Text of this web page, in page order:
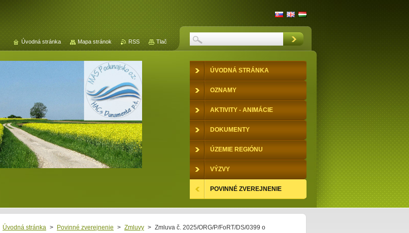
Úvodná stránka > Povinné zverejnenie > Zmluvy > Zmluva č. 2025/ORG/P/FoRT/DS/0399 o
ÚVODNÁ STRÁNKA
OZNAMY
AKTIVITY - ANIMÁCIE
DOKUMENTY
ÚZEMIE REGIÓNU
VÝZVY
POVINNÉ ZVEREJNENIE
Úvodná stránka Mapa stránok RSS Tlač